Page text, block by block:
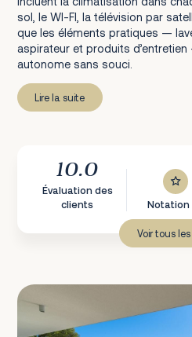
sol, le WI-FI, la télévision par
que les éléments pratiques —
aspirateur et produits
autonome sans souci.
Lire la suite
10.0
Évaluation des
clients
Notation
Voir tous